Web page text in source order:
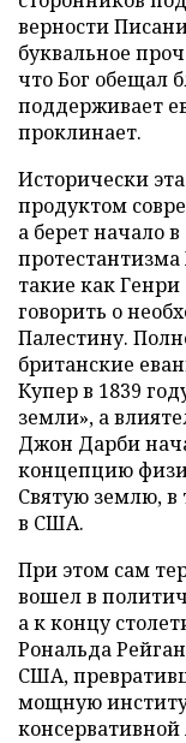
верности
буквальное
что Бог обещал
поддерживает
проклинает.
Исторически
продуктом
а берет начало
такие как
говорить о
Палестину.
британские
Купер в 1839
земли», а
Джон Дарби
концепцию
Святую землю, в
в США.
При этом сам
вошел в
а к концу
Рональда
США,
мощную